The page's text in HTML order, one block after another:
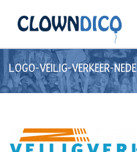
LOGO-VEILIG-VERKEER-NEDE